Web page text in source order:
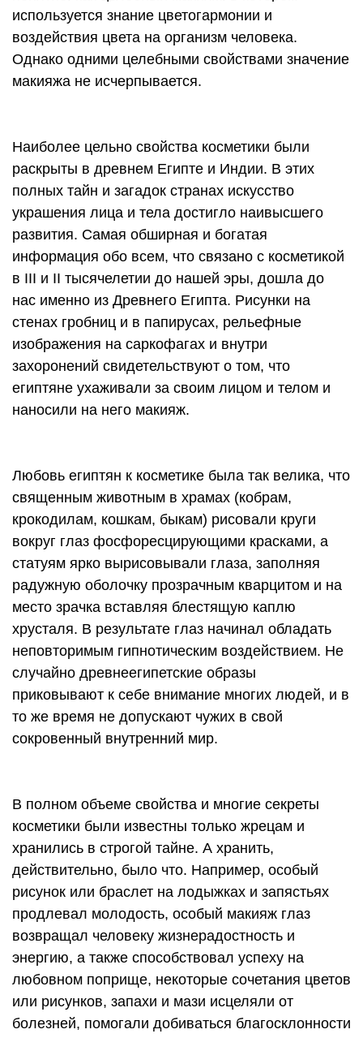
используется знание цветогармонии и
воздействия цвета на организм человека.
Однако одними целебными свойствами значение
макияжа не исчерпывается.
Наиболее цельно свойства косметики были
раскрыты в древнем Египте и Индии. В этих
полных тайн и загадок странах искусство
украшения лица и тела достигло наивысшего
развития. Самая обширная и богатая
информация обо всем, что связано с косметикой
в III и II тысячелетии до нашей эры, дошла до
нас именно из Древнего Египта. Рисунки на
стенах гробниц и в папирусах, рельефные
изображения на саркофагах и внутри
захоронений свидетельствуют о том, что
египтяне ухаживали за своим лицом и телом и
наносили на него макияж.
Любовь египтян к косметике была так велика, что
священным животным в храмах (кобрам,
крокодилам, кошкам, быкам) рисовали круги
вокруг глаз фосфоресцирующими красками, а
статуям ярко вырисовывали глаза, заполняя
радужную оболочку прозрачным кварцитом и на
место зрачка вставляя блестящую каплю
хрусталя. В результате глаз начинал обладать
неповторимым гипнотическим воздействием. Не
случайно древнеегипетские образы
приковывают к себе внимание многих людей, и в
то же время не допускают чужих в свой
сокровенный внутренний мир.
В полном объеме свойства и многие секреты
косметики были известны только жрецам и
хранились в строгой тайне. А хранить,
действительно, было что. Например, особый
рисунок или браслет на лодыжках и запястьях
продлевал молодость, особый макияж глаз
возвращал человеку жизнерадостность и
энергию, а также способствовал успеху на
любовном поприще, некоторые сочетания цветов
или рисунков, запахи и мази исцеляли от
болезней, помогали добиваться благосклонности